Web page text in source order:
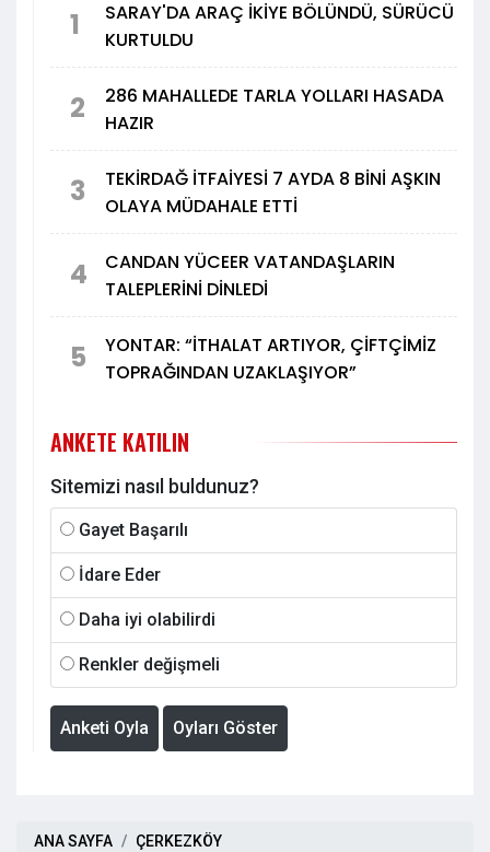
1
SARAY'DA ARAÇ İKİYE BÖLÜNDÜ, SÜRÜCÜ
KURTULDU
2
286 MAHALLEDE TARLA YOLLARI HASADA
HAZIR
3
TEKİRDAĞ İTFAİYESİ 7 AYDA 8 BİNİ AŞKIN
OLAYA MÜDAHALE ETTİ
4
CANDAN YÜCEER VATANDAŞLARIN
TALEPLERİNİ DİNLEDİ
5
YONTAR: “İTHALAT ARTIYOR, ÇİFTÇİMİZ
TOPRAĞINDAN UZAKLAŞIYOR”
ANKETE KATILIN
Sitemizi nasıl buldunuz?
Gayet Başarılı
İdare Eder
Daha iyi olabilirdi
Renkler değişmeli
Anketi Oyla Oyları Göster
ANA SAYFA
ÇERKEZKÖY